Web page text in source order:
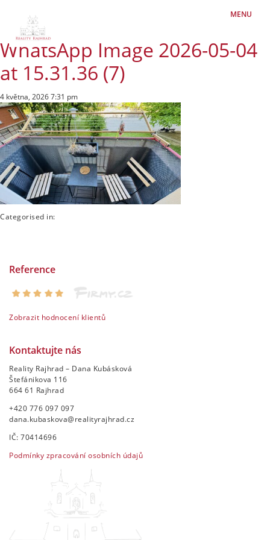
MENU
WhatsApp Image 2026-05-04
at 15.31.36 (7)
4 května, 2026 7:31 pm
Categorised in:
Reference
Zobrazit hodnocení klientů
Kontaktujte nás
Reality Rajhrad – Dana Kubásková
Štefánikova 116
664 61 Rajhrad
+420 776 097 097
dana.kubaskova@realityrajhrad.cz
IČ: 70414696
Podmínky zpracování osobních údajů